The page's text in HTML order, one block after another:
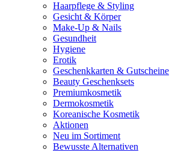
Haarpflege & Styling
Gesicht & Körper
Make-Up & Nails
Gesundheit
Hygiene
Erotik
Geschenkkarten & Gutscheine
Beauty Geschenksets
Premiumkosmetik
Dermokosmetik
Koreanische Kosmetik
Aktionen
Neu im Sortiment
Bewusste Alternativen